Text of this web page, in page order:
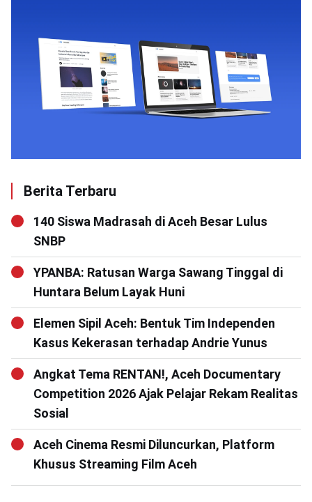
Berita Terbaru
140 Siswa Madrasah di Aceh Besar Lulus
SNBP
YPANBA: Ratusan Warga Sawang Tinggal di
Huntara Belum Layak Huni
Elemen Sipil Aceh: Bentuk Tim Independen
Kasus Kekerasan terhadap Andrie Yunus
Angkat Tema RENTAN!, Aceh Documentary
Competition 2026 Ajak Pelajar Rekam Realitas
Sosial
Aceh Cinema Resmi Diluncurkan, Platform
Khusus Streaming Film Aceh